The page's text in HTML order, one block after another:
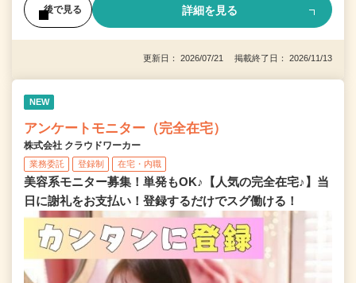
後で見る 詳細を見る
更新日： 2026/07/21 掲載終了日： 2026/11/13
NEW
アンケートモニター（完全在宅）
株式会社 クラウドワーカー
業務委託 登録制 在宅・内職
美容系モニター募集！単発もOK♪【人気の完全在宅♪】当
日に謝礼をお支払い！登録するだけでスグ働ける！